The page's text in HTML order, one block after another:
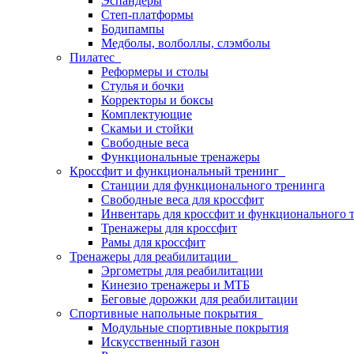
Степ-платформы
Бодипампы
Медболы, волболлы, слэмболы
Пилатес
Реформеры и столы
Стулья и бочки
Корректоры и боксы
Комплектующие
Скамьи и стойки
Свободные веса
Функциональные тренажеры
Кроссфит и функциональный тренинг
Станции для функционального тренинга
Свободные веса для кроссфит
Инвентарь для кроссфит и функционального
Тренажеры для кроссфит
Рамы для кроссфит
Тренажеры для реабилитации
Эргометры для реабилитации
Кинезио тренажеры и МТБ
Беговые дорожки для реабилитации
Спортивные напольные покрытия
Модульные спортивные покрытия
Искусственный газон